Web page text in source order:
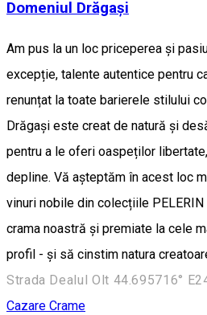
Domeniul Drăgaşi
Am pus la un loc priceperea și
excepție, talente autentice pentru
renunțat la toate barierele stilului
Drăgași este creat de natură și
pentru a le oferi oaspeților
depline. Vă așteptăm în acest loc
vinuri nobile din colecțiile
crama noastră și premiate la cele
profil - și să cinstim natura
Cazare Crame